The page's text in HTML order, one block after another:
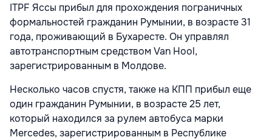
ITPF Яссы прибыл для прохождения пограничных
формальностей гражданин Румынии, в возрасте 31
года, проживающий в Бухаресте. Он управлял
автотранспортным средством Van Hool,
зарегистрированным в Молдове.
Несколько часов спустя, также на КПП прибыл еще
один гражданин Румынии, в возрасте 25 лет,
который находился за рулем автобуса марки
Mercedes, зарегистрированным в Республике